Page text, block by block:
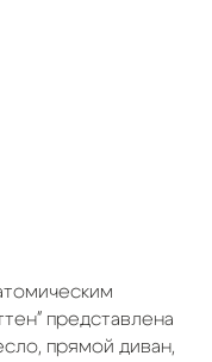
представлена
прямой диван,